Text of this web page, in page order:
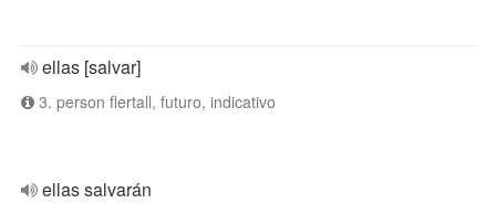
ellas [salvar]
3. person flertall, futuro, indicativo
ellas salvarán